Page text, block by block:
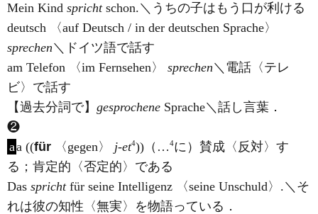
Mein Kind sprichtschon.＼うちの子はもう口が利ける
deutsch 〈auf Deutsch / in der deutschen Sprache〉
sprechen＼ドイツ語で話す
am Telefon 〈im Fernsehen〉 sprechen＼電話〈テレ
ビ〉で話す
【過去分詞で】 gesprochene Sprache＼話し言葉．
❷
aa ((für 〈gegen〉 j-et4))（…4に）賛成〈反対〉す
る；肯定的〈否定的〉である
Das sprichtfür seine Intelligenz 〈seine Unschuld〉.＼そ
れは彼の知性〈無実〉を物語っている．